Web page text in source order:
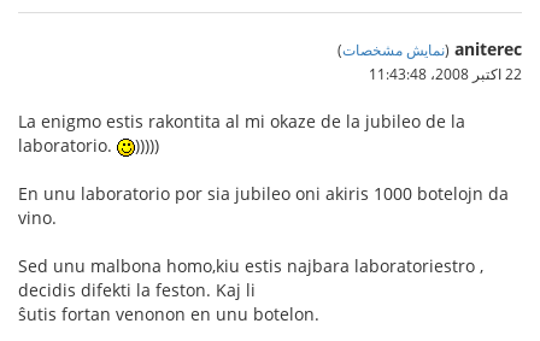
aniterec
(نمایش مشخصات)
22 اکتبر 2008،‏ 11:43:48
La enigmo estis rakontita al mi okaze de la jubileo de la
laboratorio.
)))))
En unu laboratorio por sia jubileo oni akiris 1000 botelojn da
vino.
Sed unu malbona homo,kiu estis najbara laboratoriestro ,
decidis difekti la feston. Kaj li
ŝutis fortan venonon en unu botelon.